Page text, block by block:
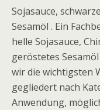
Sojasauce,
Sesamöl . Ein
helle Sojasauce,
geröstetes
wir die wichtigsten
gegliedert nach
Anwendung,